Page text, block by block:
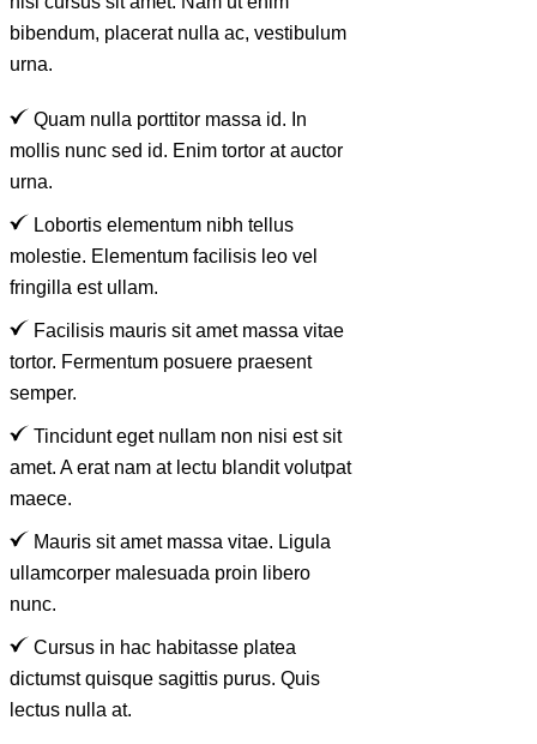
bibendum, placerat nulla ac, vestibulum
urna.
Quam nulla porttitor massa id. In
mollis nunc sed id. Enim tortor at auctor
urna.
Lobortis elementum nibh tellus
molestie. Elementum facilisis leo vel
fringilla est ullam.
Facilisis mauris sit amet massa vitae
tortor. Fermentum posuere praesent
semper.
Tincidunt eget nullam non nisi est sit
amet. A erat nam at lectu blandit volutpat
maece.
Mauris sit amet massa vitae. Ligula
ullamcorper malesuada proin libero
nunc.
Cursus in hac habitasse platea
dictumst quisque sagittis purus. Quis
lectus nulla at.